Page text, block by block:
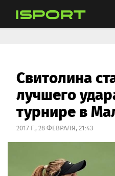
Свитолина
лучшего
турнире в
2017 Г., 28 ФЕВРАЛЯ, 21:43